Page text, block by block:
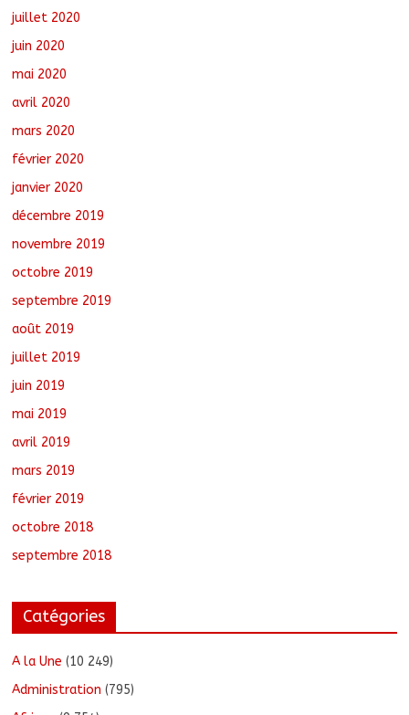
juillet 2020
juin 2020
mai 2020
avril 2020
mars 2020
février 2020
janvier 2020
décembre 2019
novembre 2019
octobre 2019
septembre 2019
août 2019
juillet 2019
juin 2019
mai 2019
avril 2019
mars 2019
février 2019
octobre 2018
septembre 2018
Catégories
A la Une (10 249)
Administration (795)